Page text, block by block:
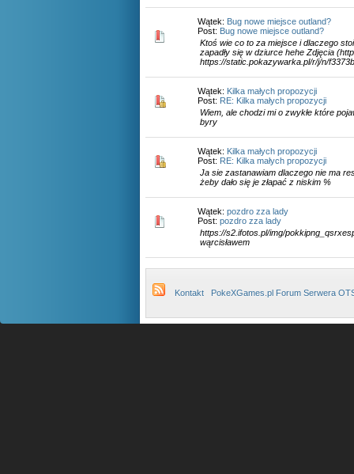
Wątek: Bug nowe miejsce outland?
Post: Bug nowe miejsce outland?
Ktoś wie co to za miejsce i dlaczego
zapadły się w dziurce hehe Zdjęcia
https://static.pokazywarka.pl/r/j/n/
Wątek: Kilka małych propozycji
Post: RE: Kilka małych propozycji
Wiem, ale chodzi mi o zwykłe które
byry
Wątek: Kilka małych propozycji
Post: RE: Kilka małych propozycji
Ja sie zastanawiam dlaczego nie ma
żeby dało się je złapać z niskim %
Wątek: pozdro zza lady
Post: pozdro zza lady
https://s2.ifotos.pl/img/
wąrcisławem
Kontakt PokeXGames.pl Forum Serwera